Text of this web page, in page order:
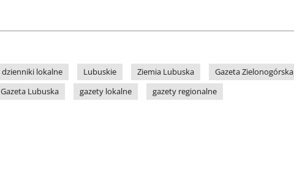
dzienniki lokalne Lubuskie Ziemia Lubuska
Gazeta Zielonogórska
Gazeta Lubuska gazety lokalne gazety regionalne